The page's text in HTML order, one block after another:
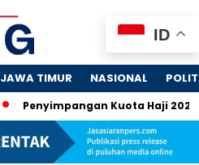
JAWA TIMUR NASIONAL
Penyimpangan Kuota Haji
ID